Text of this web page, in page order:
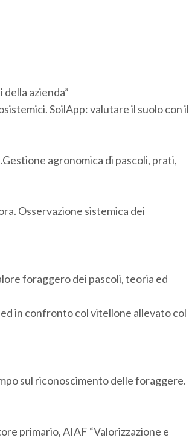
azienda”
SoilApp: valutare il suolo con il
agronomica di pascoli, prati,
Osservazione sistemica dei
foraggero dei pascoli, teoria ed
in confronto col vitellone allevato col
sul riconoscimento delle foraggere.
primario, AIAF “Valorizzazione e